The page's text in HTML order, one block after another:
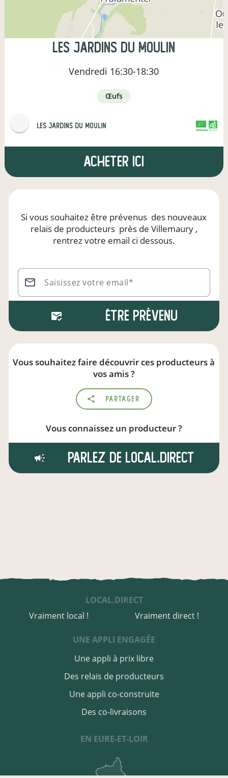
Les Jardins du Moulin
Vendredi 16:30-18:30
œufs
Les Jardins du Moulin
Acheter ici
Si vous souhaitez être prévenus des nouveaux
relais de producteurs près de Villemaury,
rentrez votre email ci dessous.
Saisissez votre email*
Être prévenu
Vous souhaitez faire découvrir ces producteurs à
vos amis ?
Partager
Vous connaissez un producteur ?
Parlez de local.direct
LOCAL.DIRECT
Vraiment local !
Vraiment direct !
UNE APPLI ENGAGÉE
Une appli à prix libre
Des relais de producteurs
Des co-livraisons
Une appli co-construite
EN EURE-ET-LOIR